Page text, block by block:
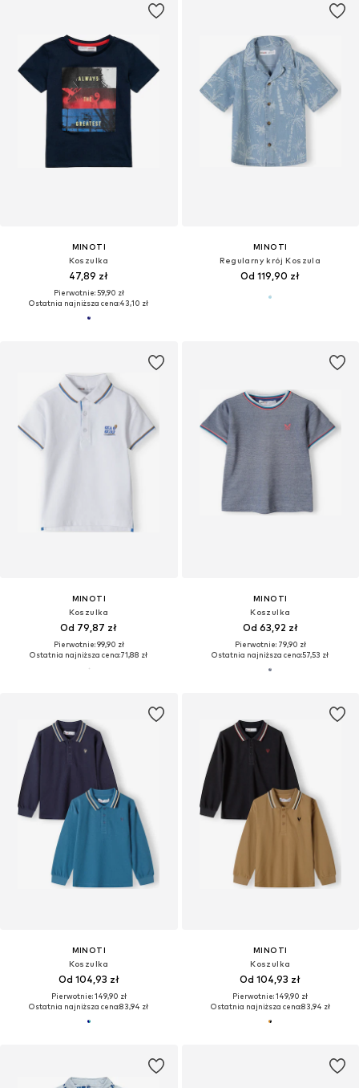
MINOTI
Koszulka
47,89 zł
Pierwotnie: 59,90 zł
Ostatnia najniższa cena:43,10 zł
MINOTI
Regularny krój Koszula
Od 119,90 zł
MINOTI
Koszulka
Od 79,87 zł
Pierwotnie: 99,90 zł
Ostatnia najniższa cena:71,88 zł
MINOTI
Koszulka
Od 63,92 zł
Pierwotnie: 79,90 zł
Ostatnia najniższa cena:57,53 zł
MINOTI
Koszulka
Od 104,93 zł
Pierwotnie: 149,90 zł
Ostatnia najniższa cena:83,94 zł
MINOTI
Koszulka
Od 104,93 zł
Pierwotnie: 149,90 zł
Ostatnia najniższa cena:83,94 zł